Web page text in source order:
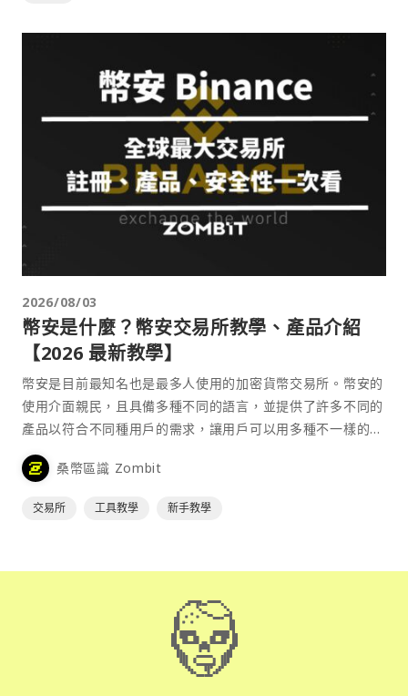
2026/08/03
幣安是什麼？幣安交易所教學、產品介紹
【2026 最新教學】
幣安是目前最知名也是最多人使用的加密貨幣交易所。幣安的
使用介面親民，且具備多種不同的語言，並提供了許多不同的
產品以符合不同種用戶的需求，讓用戶可以用多種不一樣的方
式來參與加密貨幣市場。
桑幣區識 Zombit
交易所 工具教學 新手教學